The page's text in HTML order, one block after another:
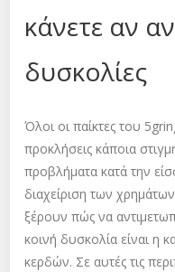
κάνετε αν
δυσκολίες
Όλοι οι παίκτες του
προκλήσεις κάποια
προβλήματα κατά την
διαχείριση των
ξέρουν πώς να
κοινή δυσκολία είναι η
κερδών. Σε αυτές τις